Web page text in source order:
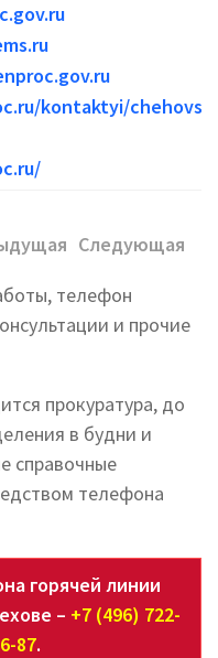
kontaktyi/
Следующая
телефон
и прочие
прокуратура, до
в будни и
справочные
телефона
горячей линии
– +7 (496) 722-
87.